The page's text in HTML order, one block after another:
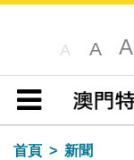
A A A
目錄
首頁
新聞